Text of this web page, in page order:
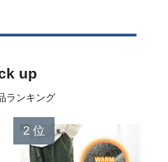
up
ランキング